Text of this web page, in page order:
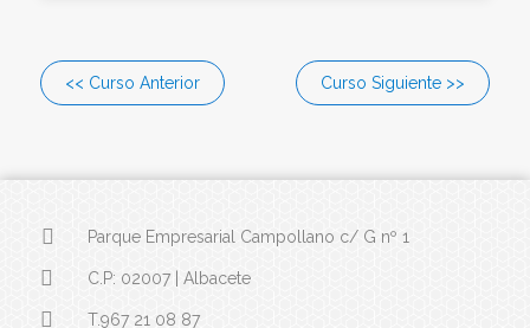
<< Curso Anterior Curso Siguiente >>
Parque Empresarial Campollano c/ G nº 1
C.P: 02007 | Albacete
T.967 21 08 87